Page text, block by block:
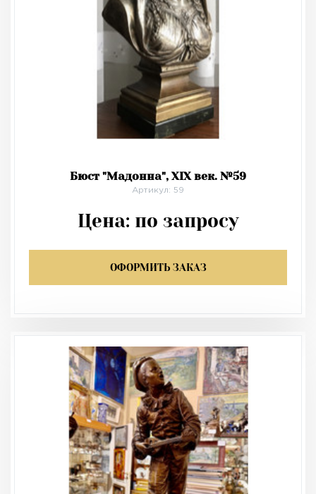
Бюст "Мадонна", XIX век. №59
Артикул: 59
Цена: по запросу
ОФОРМИТЬ ЗАКАЗ